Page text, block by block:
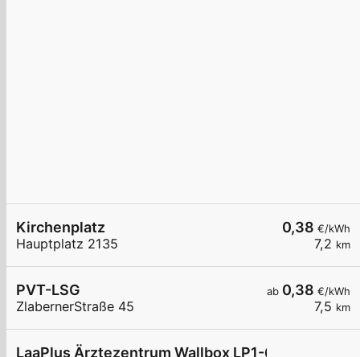
0,38 €/kWh
7,2 km
Kirchenplatz
Hauptplatz 2135
ab 0,38 €/kWh
7,5 km
PVT-LSG
ZlabernerStraße 45
LaaPlus Ärztezentrum Wallbox LP1-6